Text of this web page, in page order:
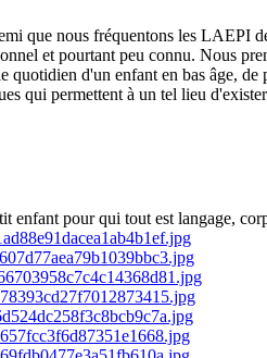
que nous fréquentons les LAEPI
et pourtant peu connu. Nous
quotidien d'un enfant en bas âge,
qui permettent à un tel lieu
enfant pour qui tout est langage,